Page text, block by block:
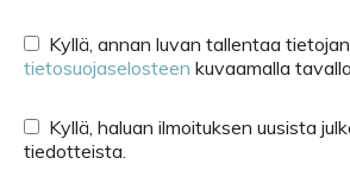
Kyllä, annan luvan tallentaa
tietosuojaselosteen kuvaamalla
tiedotteista.